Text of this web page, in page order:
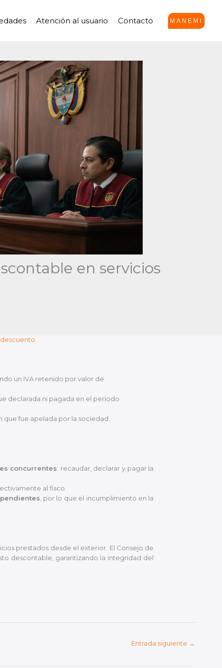
Atención al usuario Contacto MANEMI
en servicios
un IVA retenido por valor de
declarada ni pagada en el período
que fue apelada por la sociedad.
concurrentes: recaudar, declarar y pagar la
al fisco.
, por lo que el incumplimiento en la
prestados desde el exterior. El Consejo de
descontable, garantizando la integridad del
Entrada siguiente →